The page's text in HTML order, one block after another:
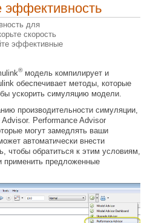
эффективность
для
скорость
эффективные
®модель компилирует и
обеспечивает методы, которые
ускорить симуляцию модели.
производительности симуляции,
Performance Advisor
могут замедлять ваши
автоматически внести
чтобы обратиться к этим условиям,
применить предложенные